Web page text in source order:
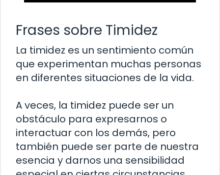
Frases sobre Timidez
La timidez es un sentimiento común
que experimentan muchas personas
en diferentes situaciones de la vida.
A veces, la timidez puede ser un
obstáculo para expresarnos o
interactuar con los demás, pero
también puede ser parte de nuestra
esencia y darnos una sensibilidad